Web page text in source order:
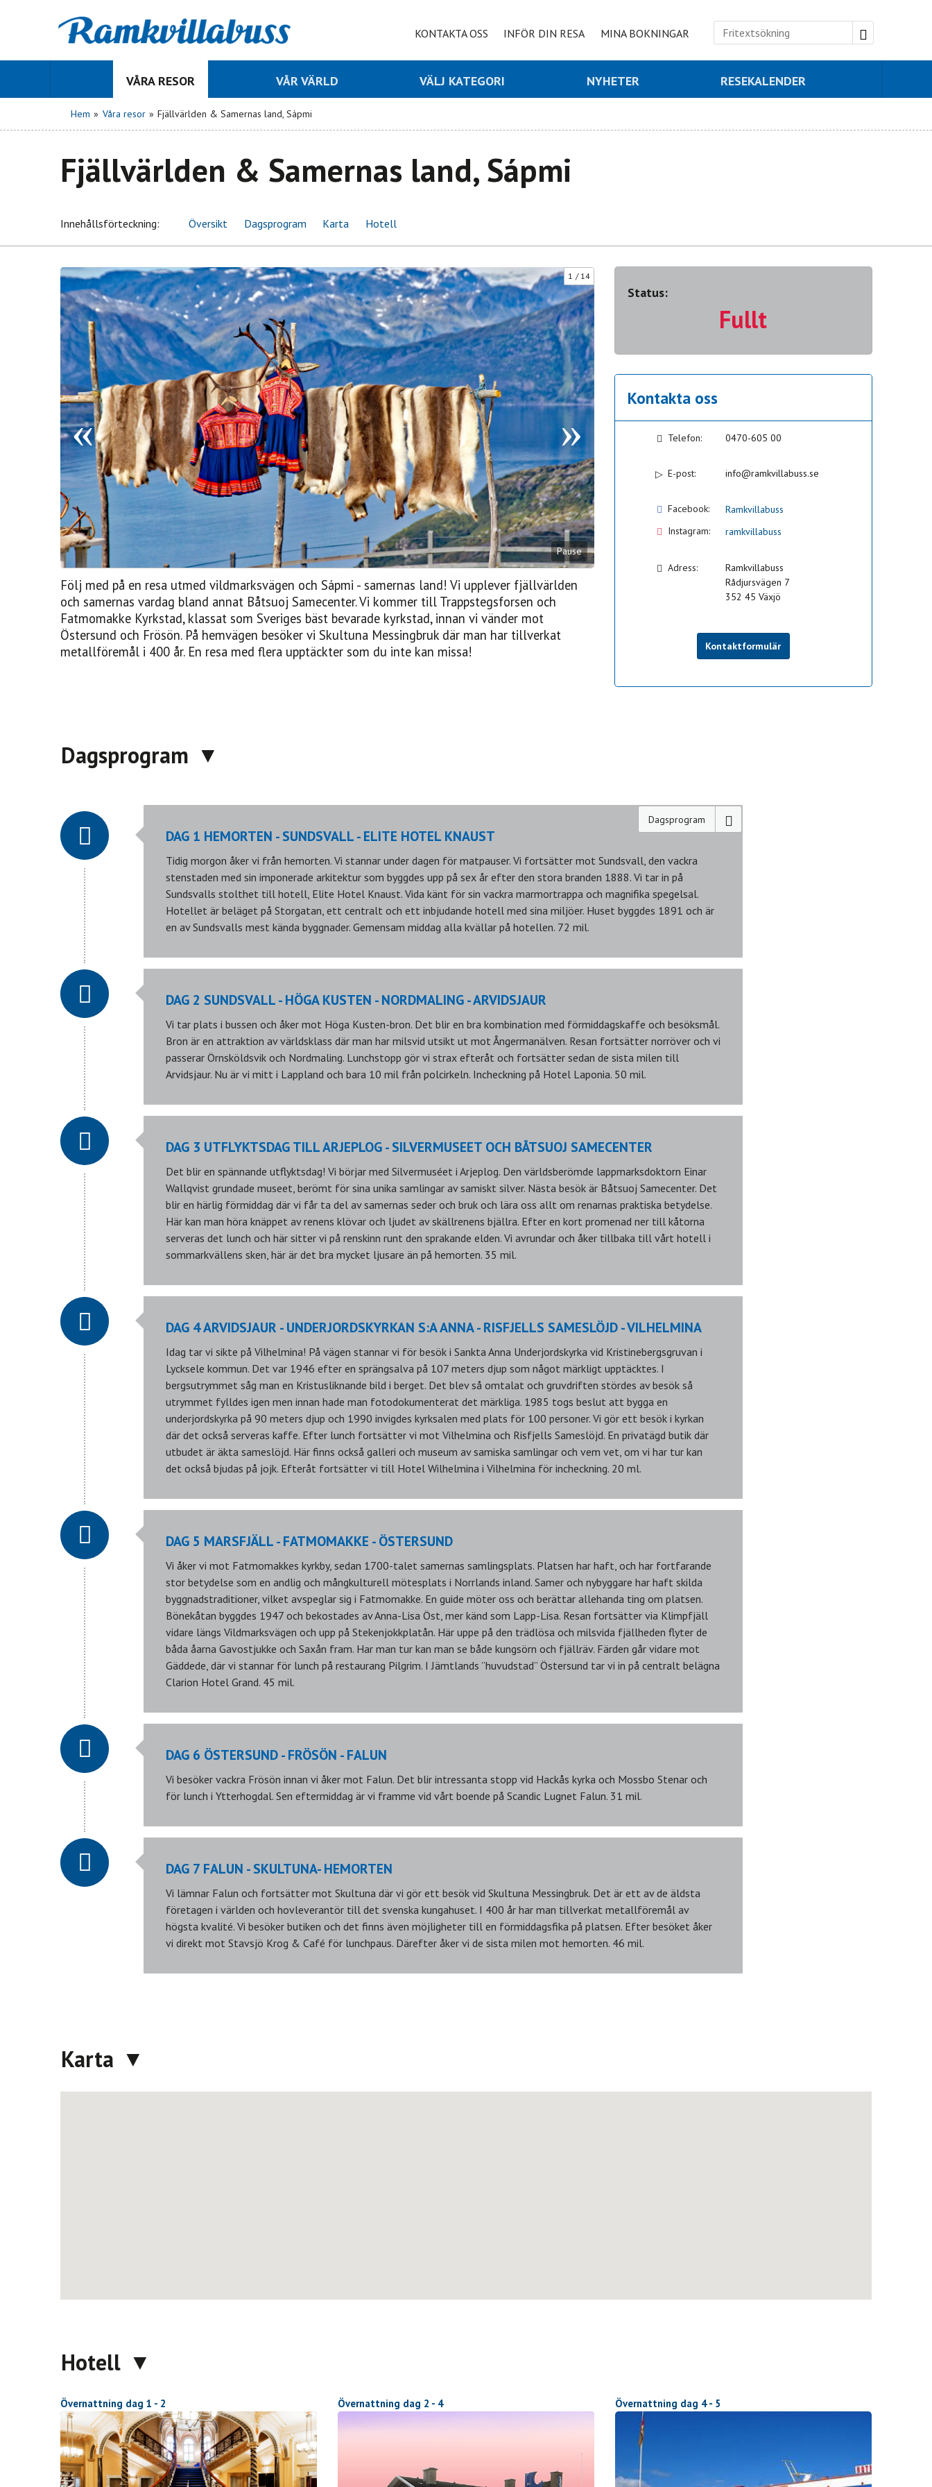
KONTAKTA OSS INFÖR DIN RESA MINA BOKNINGAR
VÅRA RESOR VÅR VÄRLD VÄLJ KATEGORI NYHETER RESEKALENDER
Hem » Våra resor » Fjällvärlden & Samernas land, Sápmi
Fjällvärlden & Samernas land, Sápmi
Innehållsförteckning Översikt Dagsprogram Karta Hotell
Pause
1 14
Följ med på en resa utmed vildmarksvägen och Sápmi - samernas land! Vi upplever fjällvärlden
och samernas vardag bland annat Båtsuoj Samecenter. Vi kommer till Trappstegsforsen och
Fatmomakke Kyrkstad, klassat som Sveriges bäst bevarade kyrkstad, innan vi vänder mot
Östersund och Frösön. På hemvägen besöker vi Skultuna Messingbruk där man har tillverkat
metallföremål i 400 år. En resa med flera upptäckter som du inte kan missa!
Status:
Fullt
Kontakta oss
Telefon: 0470-605 00
E-post: info@ramkvillabuss.se
Facebook:
Ramkvillabuss
Instagram:
ramkvillabuss
Adress:
Ramkvillabuss
Rådjursvägen 7
352 45 Växjö
Kontaktformulär
Dagsprogram
Dagsprogram
DAG 1 HEMORTEN - SUNDSVALL - ELITE HOTEL KNAUST
Tidig morgon åker vi från hemorten. Vi stannar under dagen för matpauser. Vi fortsätter mot Sundsvall, den vackra
stenstaden med sin imponerade arkitektur som byggdes upp på sex år efter den stora branden 1888. Vi tar in på
Sundsvalls stolthet till hotell, Elite Hotel Knaust. Vida känt för sin vackra marmortrappa och magnifika spegelsal.
Hotellet är beläget på Storgatan, ett centralt och ett inbjudande hotell med sina miljöer. Huset byggdes 1891 och är
en av Sundsvalls mest kända byggnader. Gemensam middag alla kvällar på hotellen. 72 mil.
DAG 2 SUNDSVALL - HÖGA KUSTEN - NORDMALING - ARVIDSJAUR
Vi tar plats i bussen och åker mot Höga Kusten-bron. Det blir en bra kombination med förmiddagskaffe och besöksmål.
Bron är en attraktion av världsklass där man har milsvid utsikt ut mot Ångermanälven. Resan fortsätter norröver och vi
passerar Örnsköldsvik och Nordmaling. Lunchstopp gör vi strax efteråt och fortsätter sedan de sista milen till
Arvidsjaur. Nu är vi mitt i Lappland och bara 10 mil från polcirkeln. Incheckning på Hotel Laponia. 50 mil.
DAG 3 UTFLYKTSDAG TILL ARJEPLOG - SILVERMUSEET OCH BÅTSUOJ SAMECENTER
Det blir en spännande utflyktsdag! Vi börjar med Silvermuséet i Arjeplog. Den världsberömde lappmarksdoktorn Einar
Wallqvist grundade museet, berömt för sina unika samlingar av samiskt silver. Nästa besök är Båtsuoj Samecenter. Det
blir en härlig förmiddag där vi får ta del av samernas seder och bruk och lära oss allt om renarnas praktiska betydelse.
Här kan man höra knäppet av renens klövar och ljudet av skällrenens bjällra. Efter en kort promenad ner till kåtorna
serveras det lunch och här sitter vi på renskinn runt den sprakande elden. Vi avrundar och åker tillbaka till vårt hotell i
sommarkvällens sken, här är det bra mycket ljusare än på hemorten. 35 mil.
DAG 4 ARVIDSJAUR - UNDERJORDSKYRKAN S:A ANNA - RISFJELLS SAMESLÖJD - VILHELMINA
Idag tar vi sikte på Vilhelmina! På vägen stannar vi för besök i Sankta Anna Underjordskyrka vid Kristinebergsgruvan i
Lycksele kommun. Det var 1946 efter en sprängsalva på 107 meters djup som något märkligt upptäcktes. I
bergsutrymmet såg man en Kristusliknande bild i berget. Det blev så omtalat och gruvdriften stördes av besök så
utrymmet fylldes igen men innan hade man fotodokumenterat det märkliga. 1985 togs beslut att bygga en
underjordskyrka på 90 meters djup och 1990 invigdes kyrksalen med plats för 100 personer. Vi gör ett besök i kyrkan
där det också serveras kaffe. Efter lunch fortsätter vi mot Vilhelmina och Risfjells Sameslöjd. En privatägd butik där
utbudet är äkta sameslöjd. Här finns också galleri och museum av samiska samlingar och vem vet, om vi har tur kan
det också bjudas på jojk. Efteråt fortsätter vi till Hotel Wilhelmina i Vilhelmina för incheckning. 20 ml.
DAG 5 MARSFJÄLL - FATMOMAKKE - ÖSTERSUND
Vi åker vi mot Fatmomakkes kyrkby, sedan 1700-talet samernas samlingsplats. Platsen har haft, och har fortfarande
stor betydelse som en andlig och mångkulturell mötesplats i Norrlands inland. Samer och nybyggare har haft skilda
byggnadstraditioner, vilket avspeglar sig i Fatmomakke. En guide möter oss och berättar allehanda ting om platsen.
Bönekåtan byggdes 1947 och bekostades av Anna-Lisa Öst, mer känd som Lapp-Lisa. Resan fortsätter via Klimpfjäll
vidare längs Vildmarksvägen och upp på Stekenjokkplatån. Här uppe på den trädlösa och milsvida fjällheden flyter de
båda åarna Gavostjukke och Saxån fram. Har man tur kan man se både kungsörn och fjällräv. Färden går vidare mot
Gäddede, där vi stannar för lunch på restaurang Pilgrim. I Jämtlands ”huvudstad” Östersund tar vi in på centralt belägna
Clarion Hotel Grand. 45 mil.
DAG 6 ÖSTERSUND - FRÖSÖN - FALUN
Vi besöker vackra Frösön innan vi åker mot Falun. Det blir intressanta stopp vid Hackås kyrka och Mossbo Stenar och
för lunch i Ytterhogdal. Sen eftermiddag är vi framme vid vårt boende på Scandic Lugnet Falun. 31 mil.
DAG 7 FALUN - SKULTUNA- HEMORTEN
Vi lämnar Falun och fortsätter mot Skultuna där vi gör ett besök vid Skultuna Messingbruk. Det är ett av de äldsta
företagen i världen och hovleverantör till det svenska kungahuset. I 400 år har man tillverkat metallföremål av
högsta kvalité. Vi besöker butiken och det finns även möjligheter till en förmiddagsfika på platsen. Efter besöket åker
vi direkt mot Stavsjö Krog & Café för lunchpaus. Därefter åker vi de sista milen mot hemorten. 46 mil.
Karta
Hotell
Övernattning dag 1 - 2 Övernattning dag 2 - 4 Övernattning dag 4 - 5